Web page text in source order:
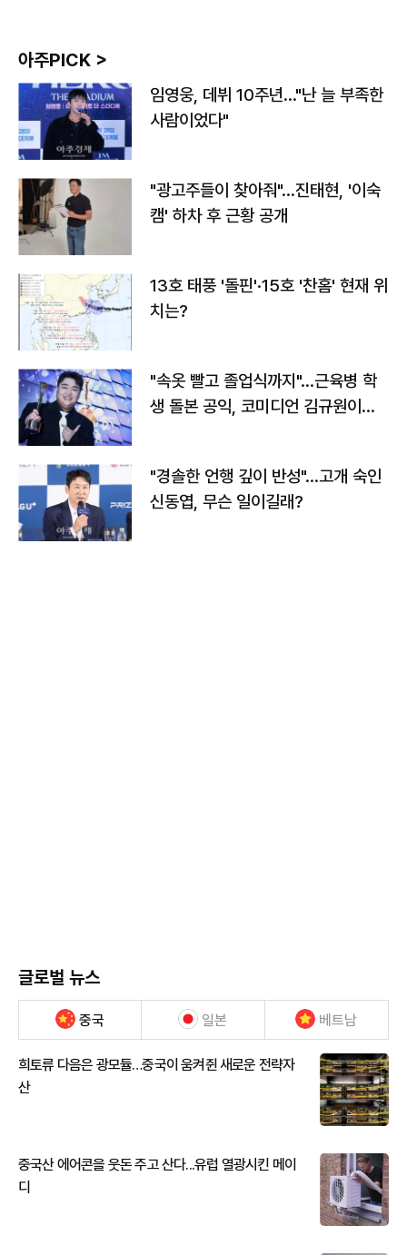
아주PICK >
임영웅, 데뷔 10주년…"난 늘 부족한
사람이었다"
"광고주들이 찾아줘"…진태현, '이숙
캠' 하차 후 근황 공개
13호 태풍 '돌핀'·15호 '찬홈' 현재 위
치는?
"속옷 빨고 졸업식까지"…근육병 학
생 돌본 공익, 코미디언 김규원이었
"경솔한 언행 깊이 반성"…고개 숙인
신동엽, 무슨 일이길래?
글로벌 뉴스
중국 일본 베트남
희토류 다음은 광모듈…중국이 움켜쥔 새로운 전략자
산
중국산 에어콘을 웃돈 주고 산다...유럽 열광시킨 메이
디